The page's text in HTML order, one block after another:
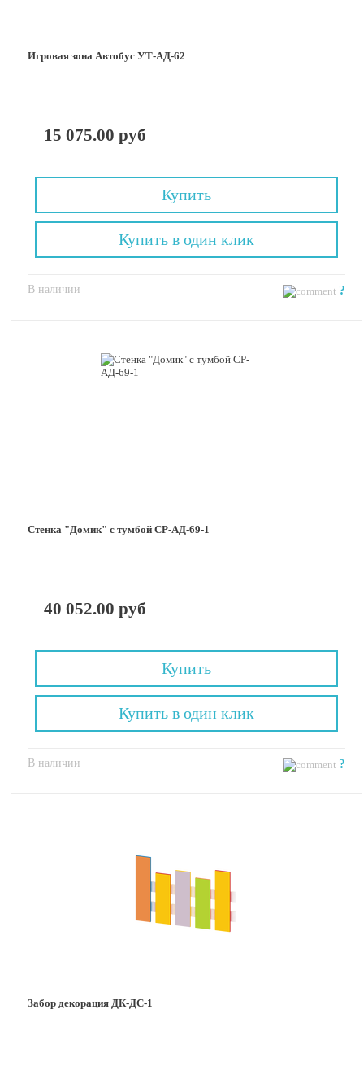
Игровая зона Автобус УТ-АД-62
15 075.00 руб
Купить
В наличии ?
Купить в один клик
Стенка "Домик" с тумбой СР-АД-69-1
40 052.00 руб
Купить
В наличии ?
Купить в один клик
Забор декорация ДК-ДС-1